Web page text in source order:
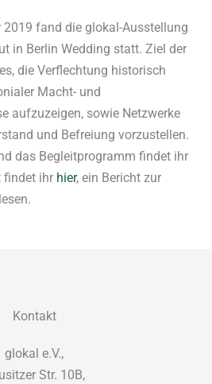
fand die glokal-Ausstellung
in Berlin Wedding statt. Ziel der
die Verflechtung historisch
Macht- und
aufzuzeigen, sowie Netzwerke
und Befreiung vorzustellen.
das Begleitprogramm findet ihr
findet ihr hier, ein Bericht zur
Kontakt
glokal e.V.,
Str. 10B,